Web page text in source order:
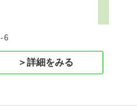
6
＞詳細をみる